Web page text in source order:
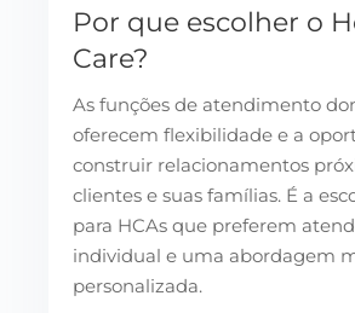
Por que escolher o
Care?
As funções de atendimento
oferecem flexibilidade e a
construir relacionamentos
clientes e suas famílias. É a
para HCAs que preferem
individual e uma abordagem
personalizada.